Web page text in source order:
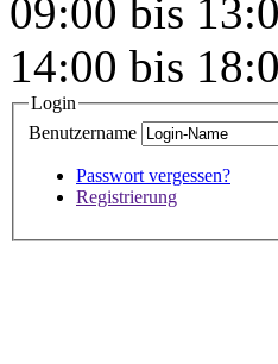
09:00 bis
14:00 bis
Login
Benutzername
Passwort vergessen?
Registrierung